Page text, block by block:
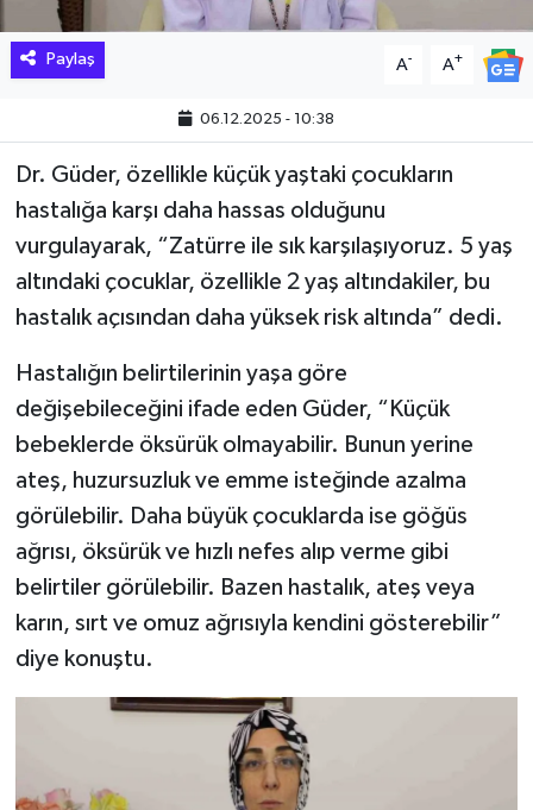
Paylaş A- A+
06.12.2025 - 10:38
Dr. Güder, özellikle küçük yaştaki çocukların
hastalığa karşı daha hassas olduğunu
vurgulayarak, “Zatürre ile sık karşılaşıyoruz. 5 yaş
altındaki çocuklar, özellikle 2 yaş altındakiler, bu
hastalık açısından daha yüksek risk altında” dedi.
Hastalığın belirtilerinin yaşa göre
değişebileceğini ifade eden Güder, “Küçük
bebeklerde öksürük olmayabilir. Bunun yerine
ateş, huzursuzluk ve emme isteğinde azalma
görülebilir. Daha büyük çocuklarda ise göğüs
ağrısı, öksürük ve hızlı nefes alıp verme gibi
belirtiler görülebilir. Bazen hastalık, ateş veya
karın, sırt ve omuz ağrısıyla kendini gösterebilir”
diye konuştu.
MAKALE
SAĞLIK
SİYASET
TARİH
YAŞAM